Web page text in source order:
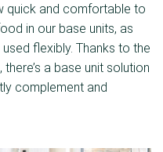
quick and comfortable to
in our base units, as
flexibly. Thanks to the
a base unit solution
complement and